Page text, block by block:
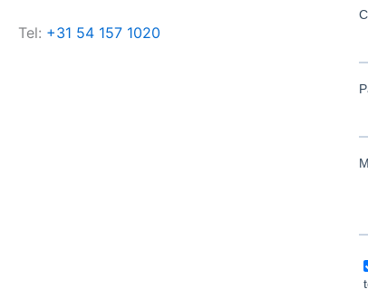
Tel: +31 54 157 1020